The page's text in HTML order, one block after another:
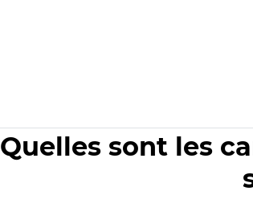
Quelles sont les